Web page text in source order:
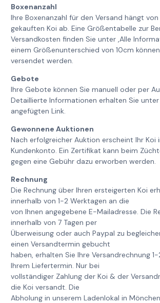
Boxenanzahl
Ihre Boxenanzahl für den Versand hängt
gekauften Koi ab. Eine Größentabelle zur
Versandkosten finden Sie unter ‚Alle
einem Größenunterschied von 10cm
versendet werden.
Gebote
Ihre Gebote können Sie manuell oder per
Detaillierte Informationen erhalten Sie
angefügten Link.
Gewonnene Auktionen
Nach erfolgreicher Auktion erscheint Ihr Koi
Kundenkonto. Ein Zertifikat kann beim
gegen eine Gebühr dazu erworben werden.
Rechnung
Die Rechnung über Ihren ersteigerten Koi
innerhalb von 1-2 Werktagen an die
von Ihnen angegebene E-Mailadresse. Die
innerhalb von 7 Tagen per
Überweisung oder auch Paypal zu
einen Versandtermin gebucht
haben, erhalten Sie Ihre Versandrechnung
Ihrem Liefertermin. Nur bei
vollständiger Zahlung der Koi & der
die Koi versandt. Die
Abholung in unserem Ladenlokal in